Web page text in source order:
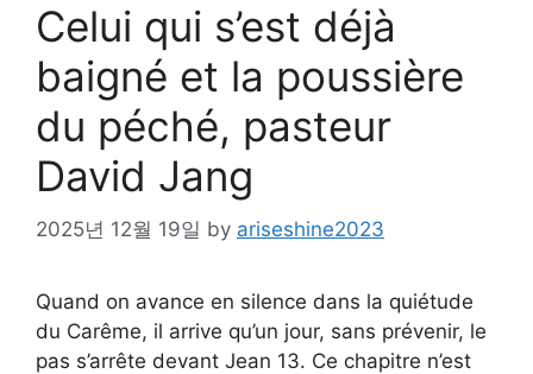
Celui qui s’est déjà
baigné et la poussière
du péché, pasteur
David Jang
2025년 12월 19일 by ariseshine2023
Quand on avance en silence dans la quiétude
du Carême, il arrive qu’un jour, sans prévenir, le
pas s’arrête devant Jean 13. Ce chapitre n’est